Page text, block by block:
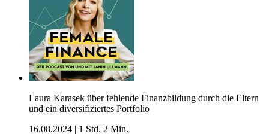
Laura Karasek über fehlende Finanzbildung durch die Eltern
und ein diversifiziertes Portfolio
16.08.2024
1 Std. 2 Min.